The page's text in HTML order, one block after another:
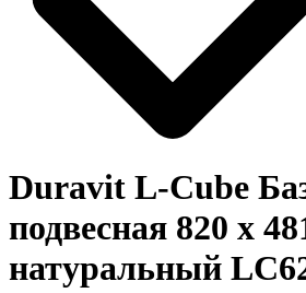
Duravit L-Cube
подвесная 820 x
натуральный